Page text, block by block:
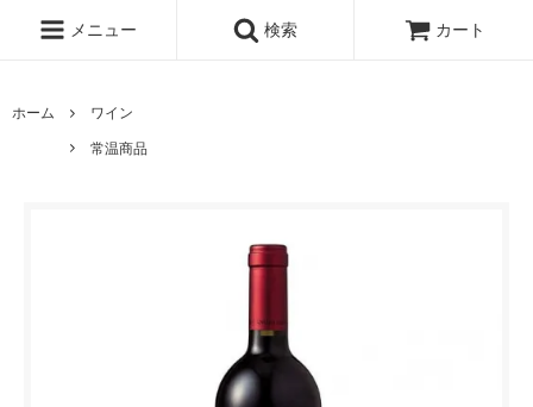
メニュー 検索 カート
ホーム
ワイン
常温商品